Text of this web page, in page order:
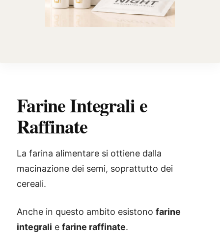
Farine Integrali e
Raffinate
La farina alimentare si ottiene dalla
macinazione dei semi, soprattutto dei
cereali.
Anche in questo ambito esistono farine
integrali e farine raffinate.